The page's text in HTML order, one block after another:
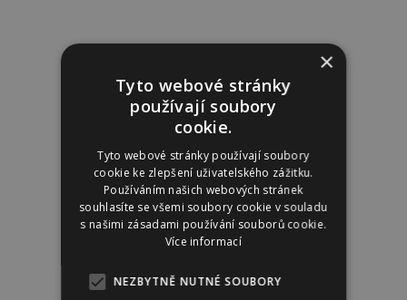
×
Tyto webové stránky
používají soubory
cookie.
Tyto webové stránky používají soubory
cookie ke zlepšení uživatelského zážitku.
Používáním našich webových stránek
souhlasíte se všemi soubory cookie v souladu
s našimi zásadami používání souborů cookie.
Více informací
NEZBYTNĚ NUTNÉ SOUBORY